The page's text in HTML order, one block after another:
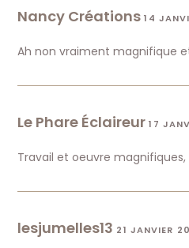
Nancy Créations 14
Ah non vraiment magnifique
Le Phare Éclaireur 17
Travail et oeuvre magnifiques,
lesjumelles13 21 JANVIER